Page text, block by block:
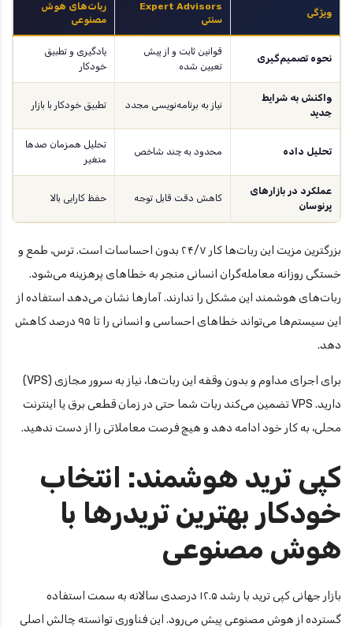
ویژگی
Expert Advisors
سنتی
ربات‌های هوش
مصنوعی
نحوه تصمیم‌گیری
قوانین ثابت و از پیش
تعیین شده
یادگیری و تطبیق
خودکار
واکنش به شرایط
جدید
نیاز به برنامه‌نویسی مجدد تطبیق خودکار با بازار
تحلیل داده محدود به چند شاخص
تحلیل همزمان صدها
متغیر
عملکرد در بازارهای
پرنوسان
کاهش دقت قابل توجه حفظ کارایی بالا
بزرگترین مزیت این ربات‌ها کار ۲۴/۷ بدون احساسات است. ترس، طمع و
خستگی روزانه معامله‌گران انسانی منجر به خطاهای پرهزینه می‌شود.
ربات‌های هوشمند این مشکل را ندارند. آمارها نشان می‌دهد استفاده از
این سیستم‌ها می‌تواند خطاهای احساسی و انسانی را تا ۹۵ درصد کاهش
دهد.
برای اجرای مداوم و بدون وقفه این ربات‌ها، نیاز به سرور مجازی (VPS)
دارید. VPS تضمین می‌کند ربات شما حتی در زمان قطعی برق یا اینترنت
محلی، به کار خود ادامه دهد و هیچ فرصت معاملاتی را از دست ندهید.
کپی ترید هوشمند: انتخاب
خودکار بهترین تریدرها با
هوش مصنوعی
بازار جهانی کپی ترید با رشد ۱۲.۵ درصدی سالانه به سمت استفاده
گسترده از هوش مصنوعی پیش می‌رود. این فناوری توانسته چالش اصلی